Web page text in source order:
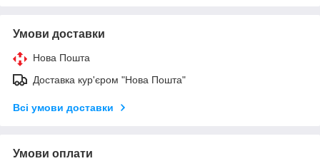
Умови доставки
Нова Пошта
Доставка кур'єром "Нова Пошта"
Всі умови доставки
Умови оплати